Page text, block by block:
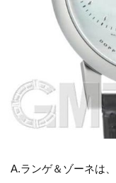
A.ランゲ＆ゾーネは